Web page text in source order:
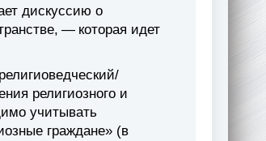
дискуссию о
— которая идет
религиозного и
учитывать
граждане» (в